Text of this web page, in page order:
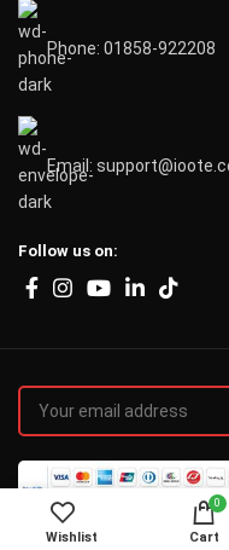
Phone: 01858-922208
Email:
Follow us on:
Wishlist
0
Cart